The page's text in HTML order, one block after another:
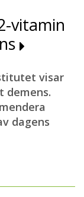
vitamin
visar
demens.
dagens